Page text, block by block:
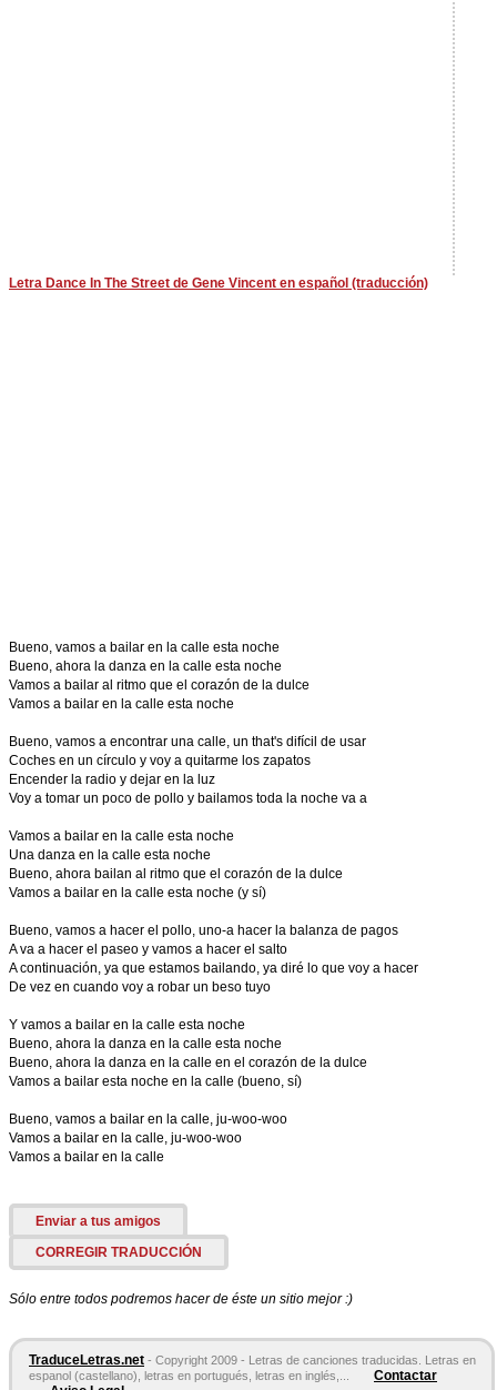
Letra Dance In The Street de Gene Vincent en español (traducción)
Bueno, vamos a bailar en la calle esta noche
Bueno, ahora la danza en la calle esta noche
Vamos a bailar al ritmo que el corazón de la dulce
Vamos a bailar en la calle esta noche
Bueno, vamos a encontrar una calle, un that's difícil de usar
Coches en un círculo y voy a quitarme los zapatos
Encender la radio y dejar en la luz
Voy a tomar un poco de pollo y bailamos toda la noche va a
Vamos a bailar en la calle esta noche
Una danza en la calle esta noche
Bueno, ahora bailan al ritmo que el corazón de la dulce
Vamos a bailar en la calle esta noche (y sí)
Bueno, vamos a hacer el pollo, uno-a hacer la balanza de pagos
A va a hacer el paseo y vamos a hacer el salto
A continuación, ya que estamos bailando, ya diré lo que voy a hacer
De vez en cuando voy a robar un beso tuyo
Y vamos a bailar en la calle esta noche
Bueno, ahora la danza en la calle esta noche
Bueno, ahora la danza en la calle en el corazón de la dulce
Vamos a bailar esta noche en la calle (bueno, sí)
Bueno, vamos a bailar en la calle, ju-woo-woo
Vamos a bailar en la calle, ju-woo-woo
Vamos a bailar en la calle
Enviar a tus amigos
CORREGIR TRADUCCIÓN
Sólo entre todos podremos hacer de éste un sitio mejor :)
TraduceLetras.net - Copyright 2009 - Letras de canciones traducidas. Letras en
espanol (castellano), letras en portugués, letras en inglés,...
Contactar